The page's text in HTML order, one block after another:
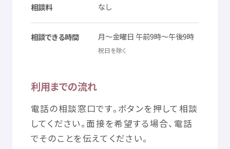
わせ
© Mex
相談料 なし
相談できる時間 月～金曜日 午前9時～午後9時
祝日を除く
利用までの流れ
電話の相談窓口です。ボタンを押 して 相談
してください。 面接を希望する場合、 電話
でそのことを伝えてください。